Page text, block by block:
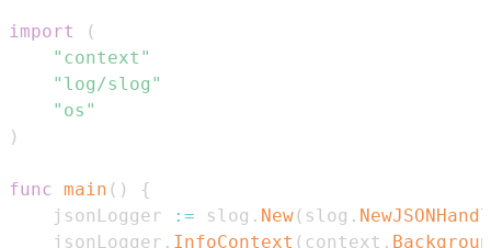
import
(
"context"
"log/slog"
"os"
)
func main ( )
{
	jsonLogger
:= slog . New( slog .
	jsonLogger
. InfoContext ( context .